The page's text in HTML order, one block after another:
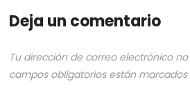
Deja un comentario
Tu dirección de correo electrónico
campos obligatorios están